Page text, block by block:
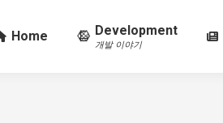
Home Development
개발 이야기